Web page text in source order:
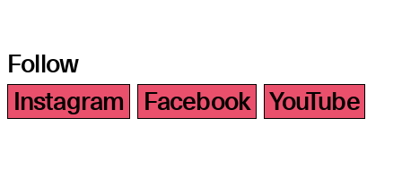
Follow
Instagram
Facebook YouTube